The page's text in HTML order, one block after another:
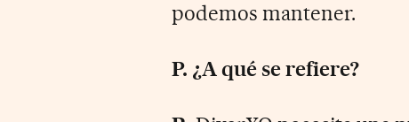
podemos mantener.
P. ¿A qué se refiere?